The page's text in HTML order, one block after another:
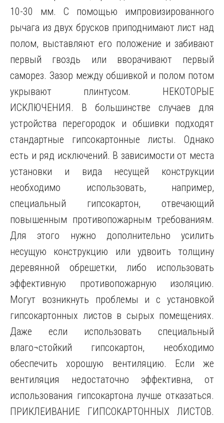
10-30 мм. С помощью импровизированного
рычага из двух брусков приподнимают лист над
полом, выставляют его положение и забивают
первый гвоздь или вворачивают первый
саморез. Зазор между обшивкой и полом потом
укрывают плинтусом. НЕКОТОРЫЕ
ИСКЛЮЧЕНИЯ. В большинстве случаев для
устройства перегородок и обшивки подходят
стандартные гипсокартонные листы. Однако
есть и ряд исключений. В зависимости от места
установки и вида несущей конструкции
необходимо использовать, например,
специальный гипсокартон, отвечающий
повышенным противопожарным требованиям.
Для этого нужно дополнительно усилить
несущую конструкцию или удвоить толщину
деревянной обрешетки, либо использовать
эффективную противопожарную изоляцию.
Могут возникнуть проблемы и с установкой
гипсокартонных листов в сырых помещениях.
Даже если использовать специальный
влаго¬стойкий гипсокартон, необходимо
обеспечить хорошую вентиляцию. Если же
вентиляция недостаточно эффективна, от
использования гипсокартона лучше отказаться.
ПРИКЛЕИВАНИЕ ГИПСОКАРТОННЫХ ЛИСТОВ.